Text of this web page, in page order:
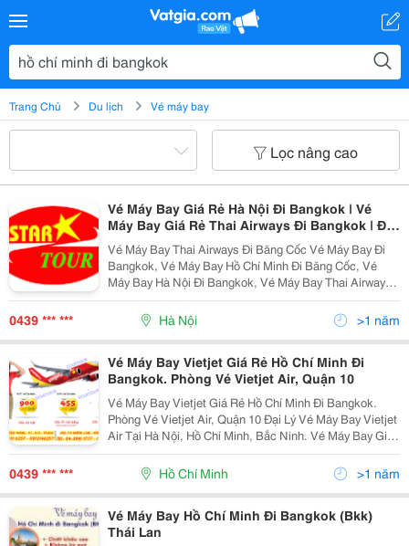
Trang Chủ Du lịch Vé máy bay
Lọc nâng cao
Vé Máy Bay Giá Rẻ Hà Nội Đi Bangkok | Vé
Máy Bay Giá Rẻ Thai Airways Đi Bangkok | Đại
Lý Bán Vé Máy Bay Giá Rẻ Thai Airways Tại Hà
Nội | Tel: 04-3991 1777/ 08-3501 6257/ 0241-
3700 100
Vé Máy Bay Thai Airways Đi Băng Cốc Vé Máy Bay Đi
Bangkok, Vé Máy Bay Hồ Chí Minh Đi Băng Cốc, Vé
Máy Bay Hà Nội Đi Bangkok, Vé Máy Bay Thai Airways
Đi Bangkok, Lịch Bay Hồ Chí Minh Đi Bangkok, Lịch Bay
Hà Nội Đi Băng Kok, Giá Vé Máy B
0439 *** *** Hà Nội >1 năm
Vé Máy Bay Vietjet Giá Rẻ Hồ Chí Minh Đi
Bangkok. Phòng Vé Vietjet Air, Quận 10
Vé Máy Bay Vietjet Giá Rẻ Hồ Chí Minh Đi Bangkok.
Phòng Vé Vietjet Air, Quận 10 Đại Lý Vé Máy Bay Vietjet
Air Tại Hà Nội, Hồ Chí Minh, Bắc Ninh. Vé Máy Bay Giá
Rẻ Vietjet Air. Vé Máy Bay Khuyến Mại Vietjet Air.
Vietjet Air Ra Mắt Khách Hà
0439 *** *** Hồ Chí Minh >1 năm
Vé Máy Bay Hồ Chí Minh Đi Bangkok (Bkk)
Thái Lan